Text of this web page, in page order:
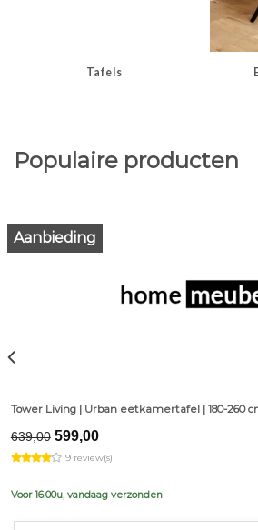
Tafels
Populaire producten
Aanbieding
Tower Living | Urban eetkamertafel | 180-260
639,00 Original
price
was:
599,00Current
is:
9 review(s)
Voor 16.00u, vandaag verzonden